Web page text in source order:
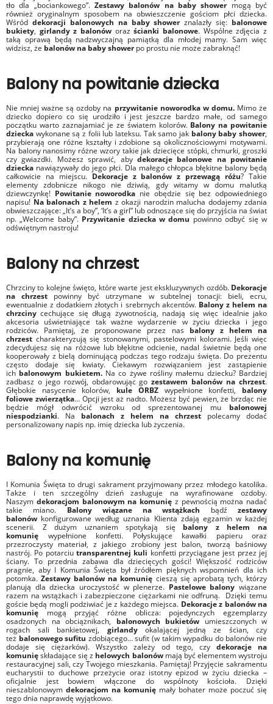
tło dla „bociankowego”. Zestawy balonów na baby showermogą być
również oryginalnym sposobem na obwieszczenie gościom płci dziecka.
Wśród dekoracji balonowych na baby showerznalazły się: balonowe
bukiety, girlandy z balonów orazścianki balonowe. Wspólne zdjęcia z
taką oprawą będą nadzwyczajną pamiątką dla młodej mamy. Sam więc
widzisz, że balonów na baby showerpo prostu nie może zabraknąć!
Balony na powitanie dziecka
Nie mniej ważne są ozdoby na przywitanie noworodka w domu. Mimo że
dziecko dopiero co się urodziło i jest jeszcze bardzo małe, od samego
początku warto zaznajamiać je ze światem kolorów. Balony na powitanie
dziecka wykonane są z folii lub lateksu. Tak samo jak balony baby shower,
przybierają one różne kształty i zdobione są okolicznościowymi motywami.
Na balony nanosimy różne wzory takie jak dziecięce stópki, chmurki, groszki
czy gwiazdki. Możesz sprawić, aby dekoracje balonowe na powitanie
dziecka nawiązywały do jego płci. Dla małego chłopca błękitne balony będą
całkowicie na miejscu. Dekoracje z balonów z przewagą różu? Takie
elementy zdobnicze nikogo nie dziwią, gdy witamy w domu malutką
dziewczynkę! Powitanie noworodka nie obędzie się bez odpowiedniego
napisu! Na balonach z helem z okazji narodzin malucha dodajemy zdania
obwieszczające: „It’s a boy”, ‘It’s a girl” lub odnoszące się do przyjścia na świat
np. „Welcome baby”. Przywitanie dziecka w domu powinno odbyć się w
odświętnym nastroju!
Balony na chrzest
Chrzciny to kolejne święto, które warte jest ekskluzywnych ozdób. Dekoracje
na chrzest powinny być utrzymane w subtelnej tonacji: bieli, ecru,
ewentualnie z dodatkiem złotych i srebrnych akcentów. Balony z helem na
chrzciny cechujące się długą żywotnością, nadają się więc idealnie jako
akcesoria uświetniające tak ważne wydarzenie w życiu dziecka i jego
rodziców. Pamiętaj, że proponowane przez nas balony z helem na
chrzest charakteryzują się stonowanymi, pastelowymi kolorami. Jeśli więc
zdecydujesz się na różowe lub błękitne odcienie, nadal świetnie będą one
kooperowały z bielą dominującą podczas tego rodzaju święta. Do prezentu
często dodaje się kwiaty. Ciekawym rozwiązaniem jest zastąpienie
ich balonowym bukietem.Na co żywe rośliny małemu dziecku? Bardziej
zadbasz o jego rozwój, obdarowując gozestawem balonów na chrzest.
Głębokie nasycenie kolorów, kule ORBZwypełnione konfetti, balony
foliowe zwierzątka… Opcji jest aż nadto. Możesz być pewien, że brzdąc nie
będzie mógł odwrócić wzroku od sprezentowanej mu balonowej
niespodzianki. Na balonach z helem na chrzest polecamy dodać
personalizowany napis np. imię dziecka lub życzenia.
Balony na komunię
I Komunia Święta to drugi sakrament przyjmowany przez młodego katolika.
Także i ten szczególny dzień zasługuje na wyrafinowane ozdoby.
Naszym dekoracjom balonowym na komunię z pewnością można nadać
takie miano. Balony wiązane na wstążkach bądźzestawy
balonów konfigurowane według uznania Klienta zdają egzamin w każdej
scenerii. Z dużym uznaniem spotykają się balony z helem na
komunię wypełnione konfetti. Połyskujące kawałki papieru oraz
przezroczysty materiał, z jakiego zrobiony jest balon, tworzą baśniowy
nastrój. Po potarciu transparentnej kuli konfetti przyciągane jest przez jej
ściany. To przednia zabawa dla dziecięcych gości! Większość rodziców
pragnie, aby I Komunia Święta był źródłem pięknych wspomnień dla ich
potomka.Zestawy balonów na komunię cieszą się aprobatą tych, którzy
planują dla dziecka uroczystość w plenerze. Pastelowe balony wiązane
razem na wstążkach i zabezpieczone ciężarkami nie odfruną. Dzięki temu
goście będą mogli podziwiać je z każdego miejsca. Dekoracje z balonów na
komunię mogą przyjąć różne oblicza: pojedynczych egzemplarzy
osadzonych na obciążnikach, balonowych bukietów umieszczonych w
rogach sali bankietowej, girlandy okalającej jedną ze ścian, czy
też balonowego sufitu zdobiącego… sufit (w takim wypadku do balonów nie
dodaje się ciężarków). Wszystko zależy od tego, czydekoracje na
komunięskładające się z helowych balonówmają być elementem wystroju
restauracyjnej sali, czy Twojego mieszkania. Pamiętaj! Przyjęcie sakramentu
eucharystii to duchowe przeżycie oraz istotny epizod w życiu dziecka –
oficjalnie jest bowiem włączone do wspólnoty kościoła. Dzięki
nieszablonowym dekoracjom na komunię mały bohater może poczuć się
tego dnia naprawdę wyjątkowo.